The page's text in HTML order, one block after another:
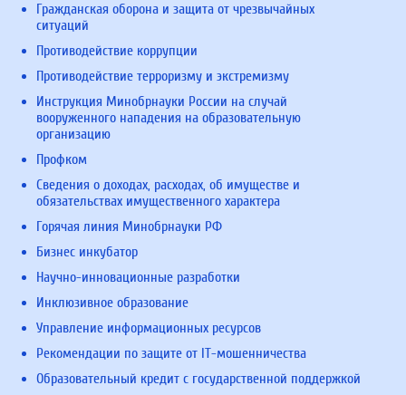
Гражданская оборона и защита от чрезвычайных
ситуаций
Противодействие коррупции
Противодействие терроризму и экстремизму
Инструкция Минобрнауки России на случай
вооруженного нападения на образовательную
организацию
Профком
Сведения о доходах, расходах, об имуществе и
обязательствах имущественного характера
Горячая линия Минобрнауки РФ
Бизнес инкубатор
Научно-инновационные разработки
Инклюзивное образование
Управление информационных ресурсов
Рекомендации по защите от IT-мошенничества
Образовательный кредит с государственной поддержкой